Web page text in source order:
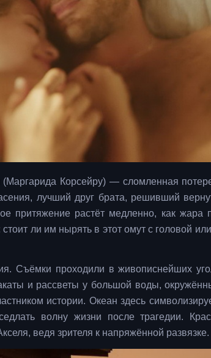
(Маргарида Корсейру) — сломленная
лучший друг брата, решивший
притяжение растёт медленно, как жара
ли им нырять в этот омут с головой
Съёмки проходили в живописнейших
и рассветы у большой воды,
истории. Океан здесь
волну жизни после трагедии.
ведя зрителя к напряжённой развязке.